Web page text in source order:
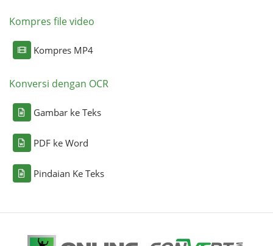
Kompres file video
Kompres MP4
Konversi dengan OCR
Gambar ke Teks
PDF ke Word
Pindaian Ke Teks